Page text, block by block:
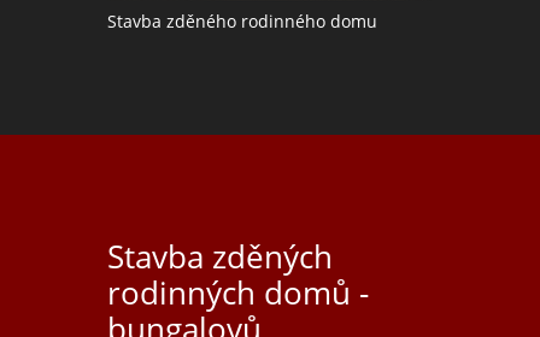
Stavba zděného rodinného domu
Stavba zděných
rodinných domů -